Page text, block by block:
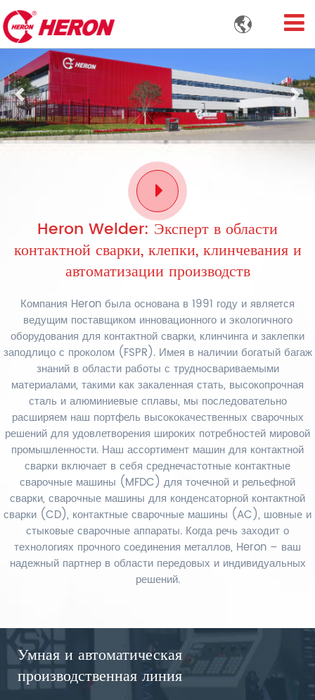

Previous
Heron Welder: Эксперт в области
контактной сварки, клепки, клинчевания и
автоматизации производств
Компания Heron была основана в 1991 году и является
ведущим поставщиком инновационного и экологичного
оборудования для контактной сварки, клинчинга и заклепки
заподлицо с проколом (FSPR). Имея в наличии богатый багаж
знаний в области работы с трудносвариваемыми
материалами, такими как закаленная стать, высокопрочная
сталь и алюминиевые сплавы, мы последовательно
расширяем наш портфель высококачественных сварочных
решений для удовлетворения широких потребностей мировой
промышленности. Наш ассортимент машин для контактной
сварки включает в себя среднечастотные контактные
сварочные машины (MFDC) для точечной и рельефной
сварки, сварочные машины для конденсаторной контактной
сварки (CD), контактные сварочные машины (AC), шовные и
стыковые сварочные аппараты. Когда речь заходит о
технологиях прочного соединения металлов, Heron – ваш
надежный партнер в области передовых и индивидуальных
решений.
Умная и автоматическая
производственная линия